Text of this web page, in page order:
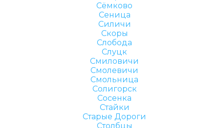
Сёмково
Сеница
Силичи
Скоры
Слобода
Слуцк
Смиловичи
Смолевичи
Смольница
Солигорск
Сосенка
Стайки
Старые Дороги
Столбцы